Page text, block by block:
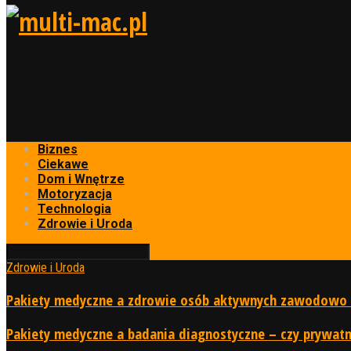
Biznes
Ciekawe
Dom i Wnętrze
Motoryzacja
Technologia
Zdrowie i Uroda
Zdrowie i Uroda
Pakiety medyczne a zdrowie osób aktywnych
Pakiety medyczne a badania diagnostyczne – czy